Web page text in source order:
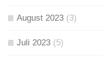
August 2023 (3)
Juli 2023 (5)